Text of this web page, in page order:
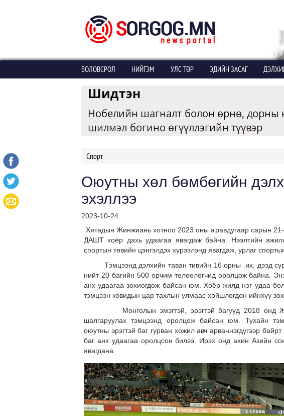
БОЛОВСРОЛ НИЙГЭМ УЛС ТӨР ЭДИЙН ЗАСАГ
Спорт
Оюутны хөл бөмбөгийн
эхэллээ
2023-10-24
Хятадын Жинжиань хотноо 2023 оны аравдугаар сарын
ДАШТ хоёр дахь удаагаа явагдаж байна. Нээлтийн
спортын төвийн цэнгэлдэх хүрээлэнд явагдаж, урлаг
Тэмцээнд дэлхийн таван тивийн 16 орны их, дээд
нийт 20 багийн 500 орчим төлөөлөгчид оролцож байна.
анх удаагаа зохиогдож байсан юм. Хоёр жилд нэг удаа
тэмцээн ковидын цар тахлын улмаас хойшлогдон ийнхүү
Монголын эмэгтэй, эрэгтэй багууд 2018 онд
шалгаруулах тэмцээнд оролцож байсан юм. Тухайн
оюутны эрэгтэй баг гурван хожил авч арваннэгдүгээр
баг анх удаагаа оролцсон билээ. Ирэх онд ахин Азийн
явагдана.